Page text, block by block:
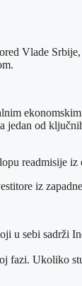
Vlade
jedan od
readmisije
iz
u sebi sadrži
fazi. Ukoliko